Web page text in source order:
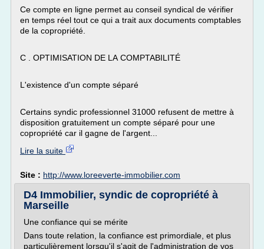
Ce compte en ligne permet au conseil syndical de vérifier
en temps réel tout ce qui a trait aux documents comptables
de la copropriété.
C . OPTIMISATION DE LA COMPTABILITÉ
L'existence d'un compte séparé
Certains syndic professionnel 31000 refusent de mettre à
disposition gratuitement un compte séparé pour une
copropriété car il gagne de l'argent...
Lire la suite
Site : http://www.loreeverte-immobilier.com
D4 Immobilier, syndic de copropriété à
Marseille
Une confiance qui se mérite
Dans toute relation, la confiance est primordiale, et plus
particulièrement lorsqu'il s'agit de l'administration de vos